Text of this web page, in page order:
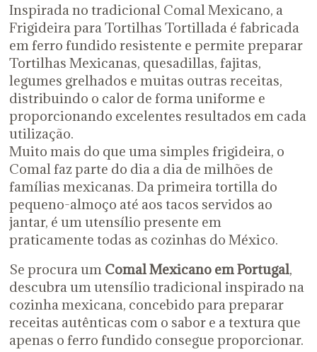
Inspirada no tradicional Comal Mexicano, a
Frigideira para Tortilhas Tortillada é fabricada
em ferro fundido resistente e permite preparar
Tortilhas Mexicanas, quesadillas, fajitas,
legumes grelhados e muitas outras receitas,
distribuindo o calor de forma uniforme e
proporcionando excelentes resultados em cada
utilização.
Muito mais do que uma simples frigideira, o
Comal faz parte do dia a dia de milhões de
famílias mexicanas. Da primeira tortilla do
pequeno-almoço até aos tacos servidos ao
jantar, é um utensílio presente em
praticamente todas as cozinhas do México.
Se procura um Comal Mexicano em Portugal,
descubra um utensílio tradicional inspirado na
cozinha mexicana, concebido para preparar
receitas autênticas com o sabor e a textura que
apenas o ferro fundido consegue proporcionar.